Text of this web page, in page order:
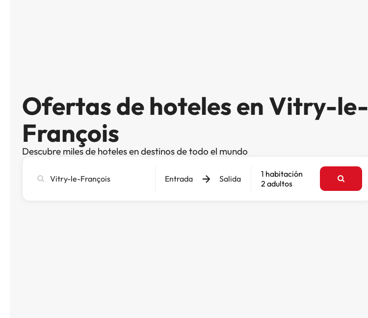
Ofertas de hoteles en Vitry-le-
François
Descubre miles de hoteles en destinos de todo el mundo
ciudad,
Entrada Salida
1 habitación
2 adultos